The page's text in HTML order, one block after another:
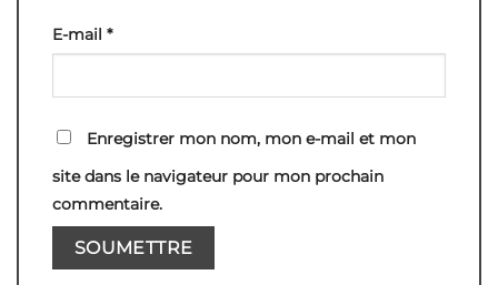
E-mail *
Enregistrer mon nom, mon e-mail et mon
site dans le navigateur pour mon prochain
commentaire.